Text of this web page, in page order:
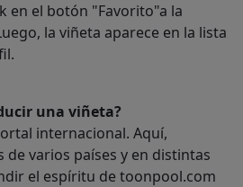
en el botón "Favorito"a la
la viñeta aparece en la lista
una viñeta?
internacional. Aquí,
varios países y en distintas
el espíritu de toonpool.com